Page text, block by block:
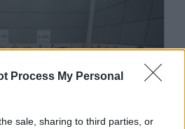
Process My Personal
sale, sharing to third parties, or